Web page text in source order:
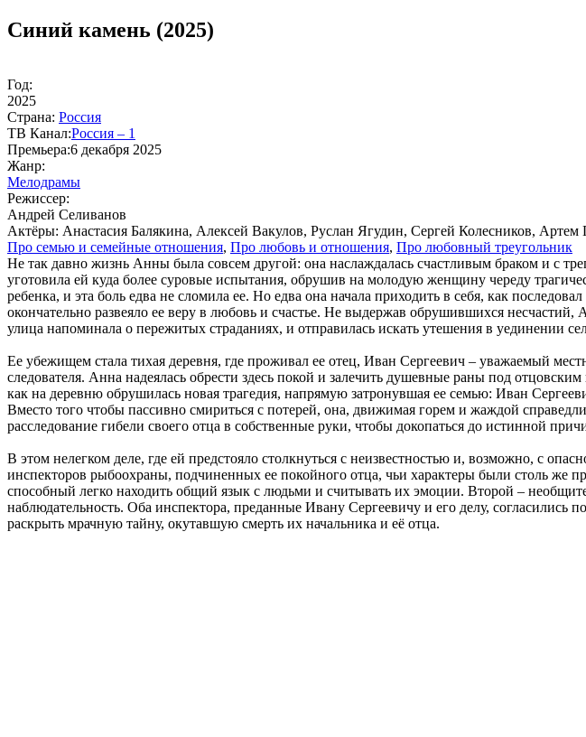
Синий камень (2025)
Год:
2025
Стра­на: Рос­сия
ТВ Ка­нал:Рос­сия – 1
Пре­мье­ра:6 декабря 2025
Жанр:
Ме­ло­дра­мы
Ре­жис­сер:
Андрей Селиванов
Ак­тё­ры: Анастасия Балякина, Алексей Вакулов, Руслан Ягудин, Сергей Колесников,
Про се­мью и се­мей­ные от­но­ше­ния, Про лю­бовь и от­но­ше­ния, Про лю­бов­ный тре­уголь­ник
Не так давно жизнь Анны была совсем другой: она наслаждалась счастливым браком и с
уготовила ей куда более суровые испытания, обрушив на молодую женщину череду
ребенка, и эта боль едва не сломила ее. Но едва она начала приходить в себя, как
окончательно развеяло ее веру в любовь и счастье. Не выдержав обрушившихся
улица напоминала о пережитых страданиях, и отправилась искать утешения в уединении
Ее убежищем стала тихая деревня, где проживал ее отец, Иван Сергеевич – уважаемый
следователя. Анна надеялась обрести здесь покой и залечить душевные раны под
как на деревню обрушилась новая трагедия, напрямую затронувшая ее семью: Иван
Вместо того чтобы пассивно смириться с потерей, она, движимая горем и жаждой
расследование гибели своего отца в собственные руки, чтобы докопаться до истинной
В этом нелегком деле, где ей предстояло столкнуться с неизвестностью и, возможно, с
инспекторов рыбоохраны, подчиненных ее покойного отца, чьи характеры были столь
способный легко находить общий язык с людьми и считывать их эмоции. Второй –
наблюдательность. Оба инспектора, преданные Ивану Сергеевичу и его делу,
раскрыть мрачную тайну, окутавшую смерть их начальника и её отца.